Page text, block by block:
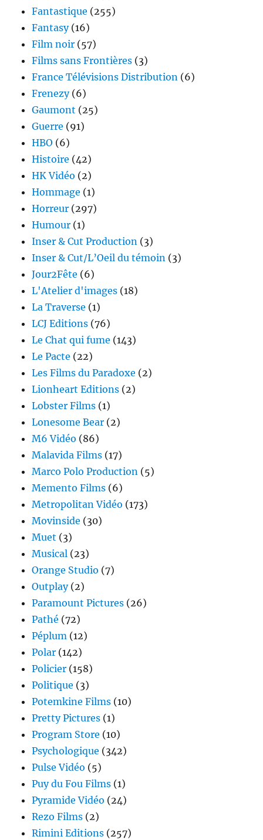
Fantastique (255)
Fantasy(16)
Film noir (57)
Films sans Frontières (3)
France Télévisions Distribution (6)
Frenezy(6)
Gaumont (25)
Guerre (91)
HBO (6)
Histoire (42)
HK Vidéo (2)
Hommage (1)
Horreur (297)
Humour (1)
Inser & Cut Production (3)
Inser & Cut/L’Oeil du témoin (3)
Jour2Fête (6)
L'Atelier d'images (18)
La Traverse (1)
LCJ Editions (76)
Le Chat qui fume (143)
Le Pacte (22)
Les Films du Paradoxe (2)
Lionheart Editions (2)
Lobster Films (1)
Lonesome Bear (2)
M6 Vidéo (86)
Malavida Films (17)
Marco Polo Production (5)
Memento Films (6)
Metropolitan Vidéo (173)
Movinside (30)
Muet (3)
Musical (23)
Orange Studio (7)
Outplay(2)
Paramount Pictures (26)
Pathé (72)
Péplum (12)
Polar (142)
Policier (158)
Politique (3)
Potemkine Films (10)
Pretty Pictures (1)
Program Store (10)
Psychologique (342)
Pulse Vidéo (5)
Puy du Fou Films (1)
Pyramide Vidéo (24)
Rezo Films (2)
Rimini Editions (257)